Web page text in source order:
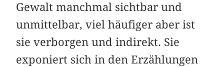
Gewalt manchmal sichtbar und
unmittelbar, viel häufiger aber ist
sie verborgen und indirekt. Sie
exponiert sich in den Erzählungen